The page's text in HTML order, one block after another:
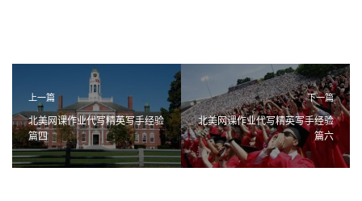
上一篇
北美网课作业代写精英写手经验
篇四
下一篇
北美网课作业代写精英写手经验
篇六